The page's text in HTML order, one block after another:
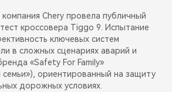
Chery провела публичный
кроссовера Tiggo 9. Испытание
ключевых систем
в сложных сценариях аварий и
«Safety For Family»
семьи»), ориентированный на защиту
дорожных условиях.